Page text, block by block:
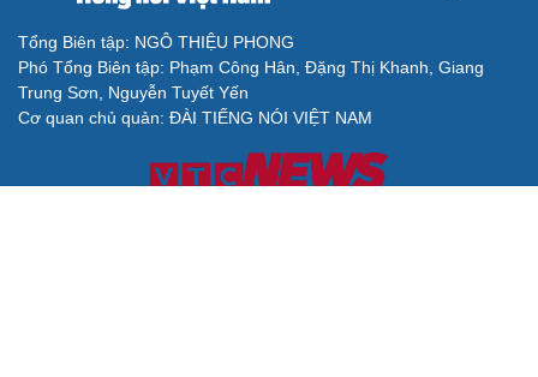
Tổng Biên tập: NGÔ THIỆU PHONG
Phó Tổng Biên tập: Phạm Công Hân, Đặng Thị Khanh, Giang
Trung Sơn, Nguyễn Tuyết Yến
Cơ quan chủ quản: ĐÀI TIẾNG NÓI VIỆT NAM